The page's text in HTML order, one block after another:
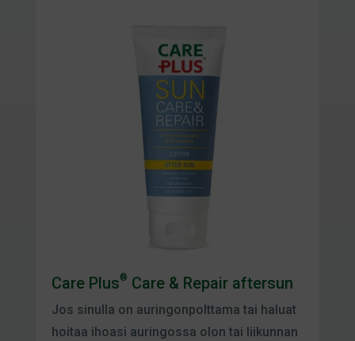
Care Plus® Care & Repair aftersun
Jos sinulla on auringonpolttama tai haluat
hoitaa ihoasi auringossa olon tai liikunnan